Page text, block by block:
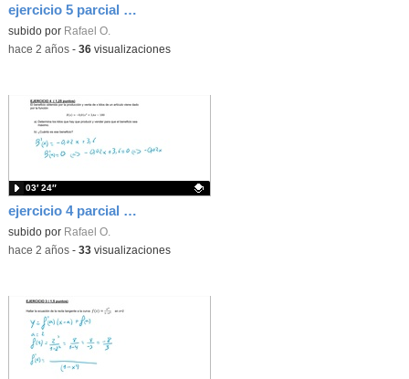
ejercicio 5 parcial 3 ev CCSS 1 bach
Contenido educativo.
subido por Rafael O.
-hace 2 años- 36visualizaciones
ejercicio 4 parcial 3 ev CCSS 1 bach
Contenido educativo.
subido por Rafael O.
03′ 24″
-hace 2 años- 33visualizaciones